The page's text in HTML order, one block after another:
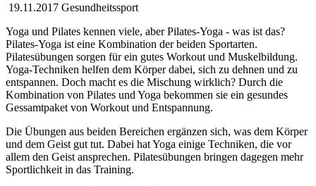
19.11.2017 Gesundheitssport
Yoga und Pilates kennen viele, aber Pilates-Yoga - was ist das?
Pilates-Yoga ist eine Kombination der beiden Sportarten.
Pilatesübungen sorgen für ein gutes Workout und Muskelbildung.
Yoga-Techniken helfen dem Körper dabei, sich zu dehnen und zu
entspannen. Doch macht es die Mischung wirklich? Durch die
Kombination von Pilates und Yoga bekommen sie ein gesundes
Gessamtpaket von Workout und Entspannung.
Die Übungen aus beiden Bereichen ergänzen sich, was dem Körper
und dem Geist gut tut. Dabei hat Yoga einige Techniken, die vor
allem den Geist ansprechen. Pilatesübungen bringen dagegen mehr
Sportlichkeit in das Training.